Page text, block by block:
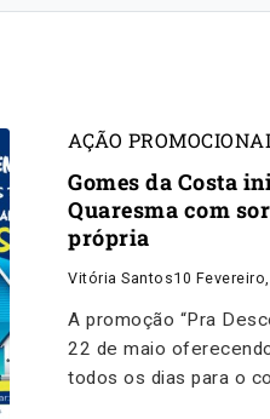
AÇÃO
Gomes da Costa
Quaresma com
própria
Vitória Santos10
A promoção “Pra
22 de maio
todos os dias para o